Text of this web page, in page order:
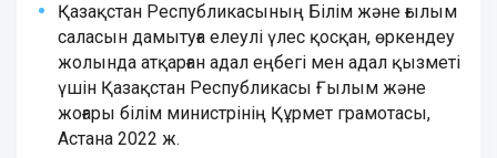
Қазақстан Республикасының Білім және ғылым
саласын дамытуға елеулі үлес қосқан, өркендеу
жолында атқарған адал еңбегі мен адал қызметі
үшін Қазақстан Республикасы Ғылым және
жоғары білім министрінің Құрмет грамотасы,
Астана 2022 ж.